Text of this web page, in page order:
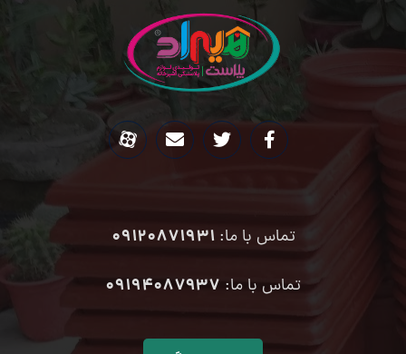
تماس با ما:09120871931
تماس با ما: ۰۹۱۹۴۰۸۷۹۳۷